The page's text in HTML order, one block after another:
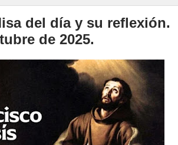
del día y su reflexión.
de 2025.